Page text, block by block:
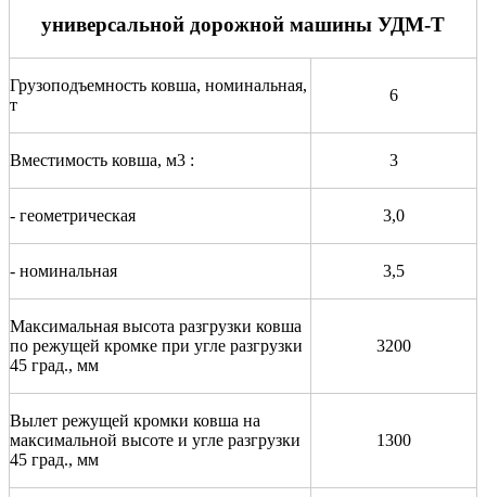
универсальной дорожной машины УДМ-Т
Грузоподъемность ковша, номинальная,
т
6
Вместимость ковша, м3 : 3
- геометрическая 3,0
- номинальная 3,5
Максимальная высота разгрузки ковша
по режущей кромке при угле разгрузки
45 град., мм
3200
Вылет режущей кромки ковша на
максимальной высоте и угле разгрузки
45 град., мм
1300